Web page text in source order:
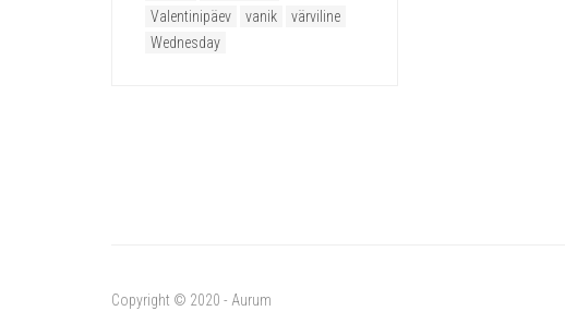
Valentinipäev
vanik
värviline
Wednesday
Copyright © 2020 - Aurum